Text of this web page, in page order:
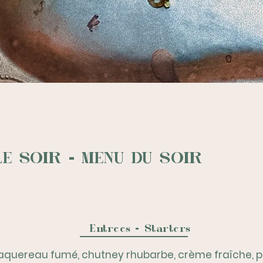
SOIR - MENU DU SOIR
Entrees - Starters
fumé, chutney rhubarbe, crème fraîche,